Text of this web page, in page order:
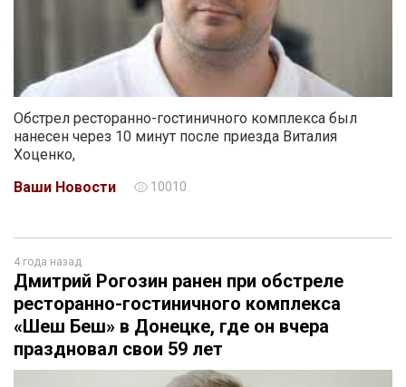
Обстрел ресторанно-гостиничного комплекса был
нанесен через 10 минут после приезда Виталия
Хоценко,
Ваши Новости
10010
4 года назад
Дмитрий Рогозин ранен при обстреле
ресторанно-гостиничного комплекса
«Шеш Беш» в Донецке, где он вчера
праздновал свои 59 лет